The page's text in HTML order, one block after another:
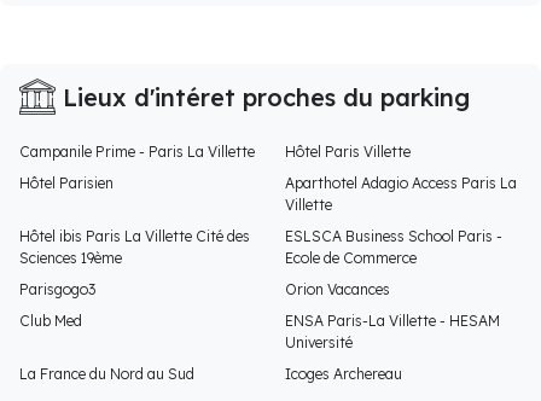
Lieux d'intéret proches du parking
Campanile Prime - Paris La Villette
Hôtel Paris Villette
Hôtel Parisien
Aparthotel Adagio Access Paris La
Villette
Hôtel ibis Paris La Villette Cité des
Sciences 19ème
ESLSCA Business School Paris -
Ecole de Commerce
Parisgogo3
Orion Vacances
Club Med
ENSA Paris-La Villette - HESAM
Université
La France du Nord au Sud
Icoges Archereau